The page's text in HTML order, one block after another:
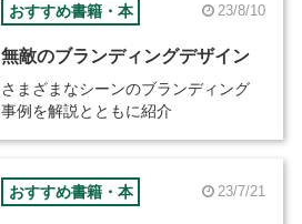
おすすめ書籍・本 23/8/10
無敵のブランディングデザイン
さまざまなシーンのブランディング
事例を解説とともに紹介
おすすめ書籍・本 23/7/21